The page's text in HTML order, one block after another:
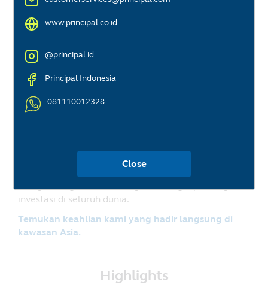
www.principal.co.id
@principal.id
Principal Indonesia
081110012328
Close
Management
investasi di seluruh dunia.
Temukan keahlian kami yang hadir langsung di
kawasan Asia.
Highlights